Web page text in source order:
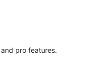
pro features.